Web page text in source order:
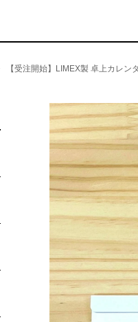
【受注開始】LIMEX製 卓上カレン